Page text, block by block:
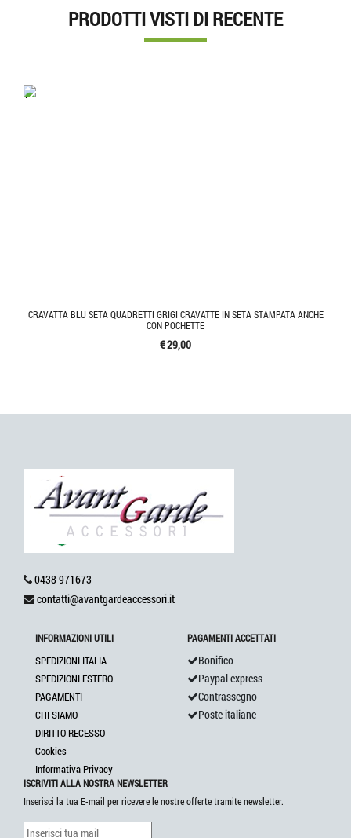
PRODOTTI VISTI DI RECENTE
'.'
CRAVATTA BLU SETA QUADRETTI GRIGI CRAVATTE IN SETA STAMPATA ANCHE
CON POCHETTE
€ 29,00
0438 971673
contatti@avantgardeaccessori.it
INFORMAZIONI UTILI
SPEDIZIONI ITALIA
SPEDIZIONI ESTERO
PAGAMENTI
CHI SIAMO
DIRITTO RECESSO
Cookies
Informativa Privacy
PAGAMENTI ACCETTATI
Bonifico
Paypal express
Contrassegno
Poste italiane
ISCRIVITI ALLA NOSTRA NEWSLETTER
Inserisci la tua E-mail per ricevere le nostre offerte tramite newsletter.